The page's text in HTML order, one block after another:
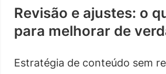
Revisão e ajustes: o
para melhorar de
Estratégia de conteúdo sem